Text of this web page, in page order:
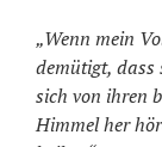
„Wenn mein
demütigt, dass
sich von ihren
Himmel her